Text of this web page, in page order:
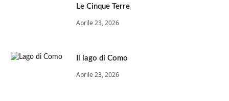
Le Cinque Terre
Aprile 23, 2026
Il lago di Como
Aprile 23, 2026